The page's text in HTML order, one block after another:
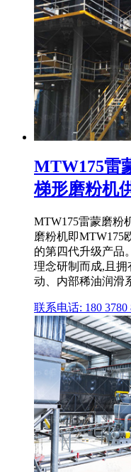
MTW175雷
梯形磨粉机
MTW175雷蒙磨
磨粉机即MTW175
的第四代升级产品
理念研制而成,且
动、内部稀油润滑
联系电话: 180 3780